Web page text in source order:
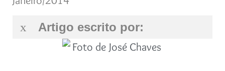
Artigo escrito por: